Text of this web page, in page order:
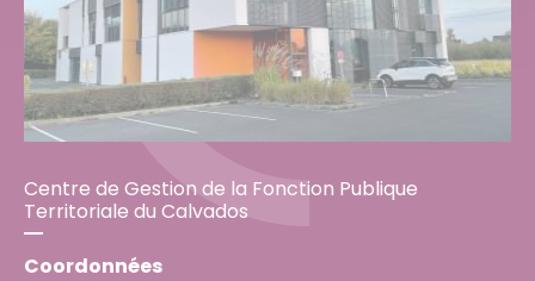
Centre de Gestion de la Fonction Publique
Territoriale du Calvados
Coordonnées